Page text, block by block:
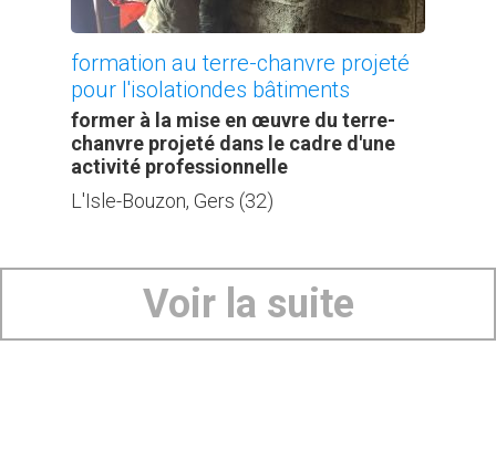
formation au terre-chanvre projeté
pour l'isolationdes bâtiments
former à la mise en œuvre du terre-
chanvre projeté dans le cadre d'une
activité professionnelle
L'Isle-Bouzon, Gers (32)
Voir la suite